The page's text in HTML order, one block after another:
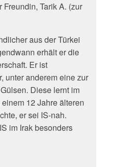
Freundin, Tarik A. (zur
aus der Türkei
erhält er die
Er ist
unter anderem eine zur
Diese lernt im
12 Jahre älteren
er sei IS-nah.
im Irak besonders